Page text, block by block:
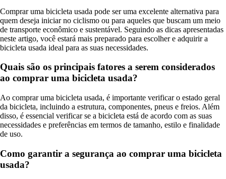
Comprar uma bicicleta usada pode ser uma excelente alternativa para
quem deseja iniciar no ciclismo ou para aqueles que buscam um meio
de transporte econômico e sustentável. Seguindo as dicas apresentadas
neste artigo, você estará mais preparado para escolher e adquirir a
bicicleta usada ideal para as suas necessidades.
Quais são os principais fatores a serem considerados
ao comprar uma bicicleta usada?
Ao comprar uma bicicleta usada, é importante verificar o estado geral
da bicicleta, incluindo a estrutura, componentes, pneus e freios. Além
disso, é essencial verificar se a bicicleta está de acordo com as suas
necessidades e preferências em termos de tamanho, estilo e finalidade
de uso.
Como garantir a segurança ao comprar uma bicicleta
usada?